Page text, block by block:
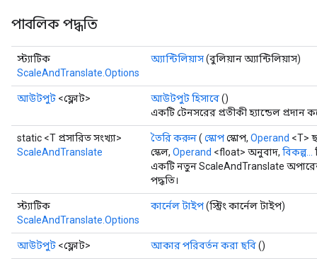
পাবলিক পদ্ধতি
স্ট্যাটিক
ScaleAndTranslate.Options
অ্যান্টিলিয়াস(বুলিয়ান অ্যান্টিলিয়াস)
আউটপুট <ফ্লোট> আউটপুট হিসাবে()
একটি টেনসরের প্রতীকী হ্যান্ডেল প্রদান
static <T প্রসারিত সংখ্যা>
ScaleAndTranslate
তৈরি করুন( স্কোপস্কোপ, Operand <T>
স্কেল, Operand <float> অনুবাদ, বিকল্প...
একটি নতুন ScaleAndTranslate
পদ্ধতি।
স্ট্যাটিক
ScaleAndTranslate.Options
কার্নেল টাইপ(স্ট্রিং কার্নেল টাইপ)
আউটপুট <ফ্লোট> আকার পরিবর্তন করা ছবি()